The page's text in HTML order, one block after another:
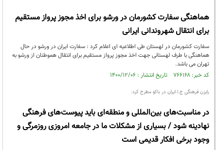
هماهنگی سفارت کشورمان در ورشو برای اخذ مجوز پرواز مستقیم
برای انتقال شهروندانی ایرانی
سفارت کشورمان در لهستان طی اطلاعیه ای اعلام کرد : سفارت ایران در ورشو در حال
هماهنگی با طرف لهستانی جهت اخذ مجوز پرواز مستقیم برای انتقال هموطنان از ورشو به
تهران می­ باشد.
کد خبر: ۷۶۶۱۶۸ تاریخ انتشار : ۱۴۰۰/۱۲/۰۶
رایزن فرهنگی ج.ا.ایران در باکو مطرح کرد:
در مناسبت‌های بین‌المللی و منطقه‌ای باید پیوست‌های فرهنگی
نهادینه شود / بسیاری از مشکلات ما در جامعه امروزی روزمرگی و
وجود برخی افکار قدیمی است